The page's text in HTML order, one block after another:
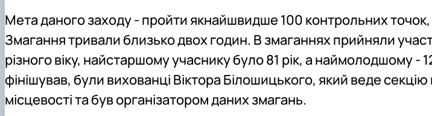
Мета даного заходу - пройти якнайшвидше 100 контрольних
Змагання тривали близько двох годин. В змаганнях прийняли
різного віку, найстаршому учаснику було 81 рік, а наймолодшому -
фінішував, були вихованці Віктора Білошицького, який веде секцію
місцевості та був організатором даних змагань.